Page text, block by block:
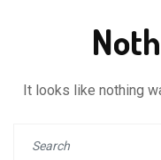
It looks like nothing